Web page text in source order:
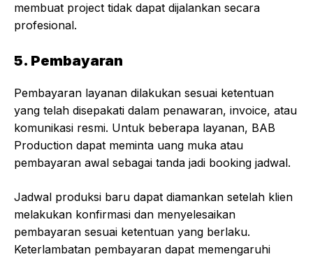
membuat project tidak dapat dijalankan secara
profesional.
5. Pembayaran
Pembayaran layanan dilakukan sesuai ketentuan
yang telah disepakati dalam penawaran, invoice, atau
komunikasi resmi. Untuk beberapa layanan, BAB
Production dapat meminta uang muka atau
pembayaran awal sebagai tanda jadi booking jadwal.
Jadwal produksi baru dapat diamankan setelah klien
melakukan konfirmasi dan menyelesaikan
pembayaran sesuai ketentuan yang berlaku.
Keterlambatan pembayaran dapat memengaruhi